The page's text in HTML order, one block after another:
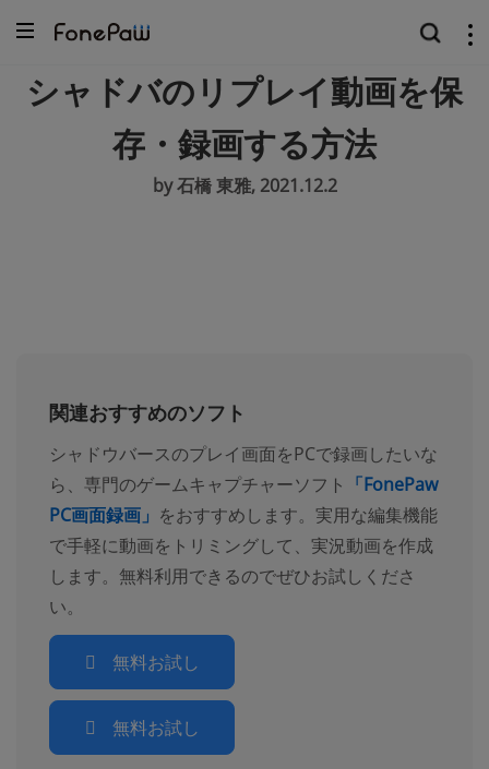
シャドバのリプレイ動画を保
存・録画する方法
by 石橋 東雅, 2021.12.2
関連おすすめのソフト
シャドウバースのプレイ画面をPCで録画したいな
ら、専門のゲームキャプチャーソフト 「FonePaw
PC画面録画」 をおすすめします。実用な編集機能
で手軽に動画をトリミングして、実況動画を作成
します。無料利用できるのでぜひお試しくださ
い。
無料お試し
無料お試し